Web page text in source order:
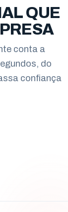
QUE
conta a
do
confiança